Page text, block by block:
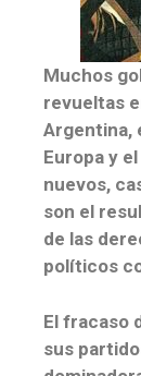
Muchos
revueltas
Argentina,
Europa y
nuevos,
son el
de las
políticos
El fracaso
sus